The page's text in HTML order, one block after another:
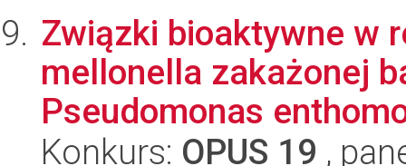
Związki bioaktywne w
mellonella zakażonej
Pseudomonas
Konkurs: OPUS 19 ,